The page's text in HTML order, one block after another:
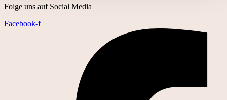
Folge uns auf Social Media
Facebook-f